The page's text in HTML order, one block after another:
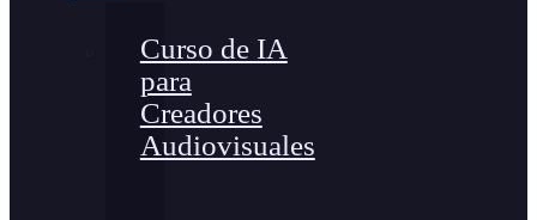
Curso de IA
para
Creadores
Audiovisuales